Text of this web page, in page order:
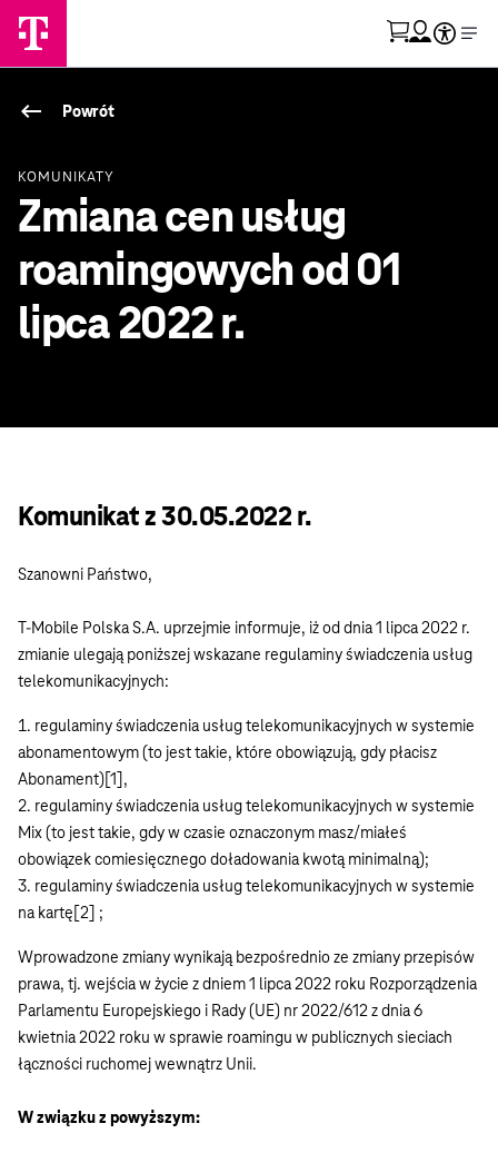
Przejdź do strony koszyka
Otwórz menu moje konto
keyboard_backspace Powrót
KOMUNIKATY
Zmiana cen usług
roamingowych od 01
lipca 2022 r.
Komunikat z 30.05.2022 r.
Szanowni Państwo,
T-Mobile Polska S.A. uprzejmie informuje, iż od dnia 1 lipca 2022 r.
zmianie ulegają poniższej wskazane regulaminy świadczenia usług
telekomunikacyjnych:
regulaminy świadczenia usług telekomunikacyjnych w systemie
abonamentowym (to jest takie, które obowiązują, gdy płacisz
Abonament)[1],
regulaminy świadczenia usług telekomunikacyjnych w systemie
Mix (to jest takie, gdy w czasie oznaczonym masz/miałeś
obowiązek comiesięcznego doładowania kwotą minimalną);
regulaminy świadczenia usług telekomunikacyjnych w systemie
na kartę[2] ;
Wprowadzone zmiany wynikają bezpośrednio ze zmiany przepisów
prawa, tj. wejścia w życie z dniem 1 lipca 2022 roku Rozporządzenia
Parlamentu Europejskiego i Rady (UE) nr 2022/612 z dnia 6
kwietnia 2022 roku w sprawie roamingu w publicznych sieciach
łączności ruchomej wewnątrz Unii.
W związku z powyższym: